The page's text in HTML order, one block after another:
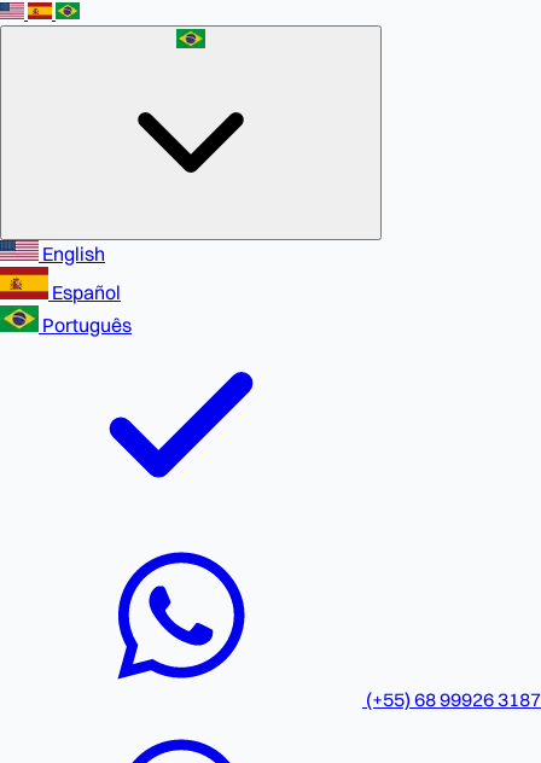
English
Español
Português
(+55) 68 99926 3187